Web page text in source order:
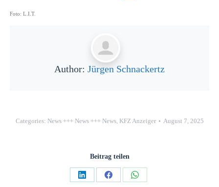
Foto: L.I.T.
Author: Jürgen Schnackertz
Categories: News +++ News +++ News, KFZ Anzeiger August 7, 2025
Beitrag teilen
Teilen
Teilen
Teilen